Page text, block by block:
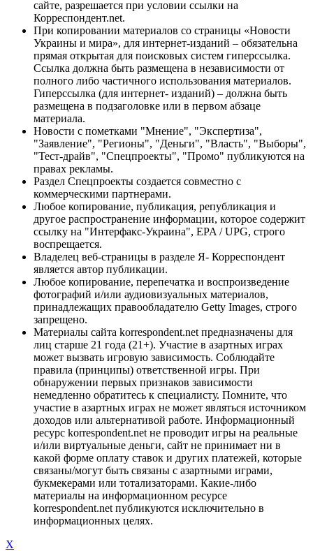
сайте, разрешается при условии ссылки на
Корреспондент.net.
При копировании материалов со страницы «Новости
Украины и мира», для интернет-изданий – обязательна
прямая открытая для поисковых систем гиперссылка.
Ссылка должна быть размещена в независимости от
полного либо частичного использования материалов.
Гиперссылка (для интернет- изданий) – должна быть
размещена в подзаголовке или в первом абзаце
материала.
Новости с пометками "Мнение", "Экспертиза",
"Заявление", "Регионы", "Деньги", "Власть", "Выборы",
"Тест-драйв", "Спецпроекты", "Промо" публикуются на
правах рекламы.
Раздел Спецпроекты создается совместно с
коммерческими партнерами.
Любое копирование, публикация, републикация и
другое распространение информации, которое содержит
ссылку на "Интерфакс-Украина", EPA / UPG, строго
воспрещается.
Владелец веб-страницы в разделе Я- Корреспондент
является автор публикации.
Любое копирование, перепечатка и воспроизведение
фотографий и/или аудиовизуальных материалов,
принадлежащих правообладателю Getty Images, строго
запрещено.
Материалы сайта korrespondent.net предназначены для
лиц старше 21 года (21+). Участие в азартных играх
может вызвать игровую зависимость. Соблюдайте
правила (принципы) ответственной игры. При
обнаружении первых признаков зависимости
немедленно обратитесь к специалисту. Помните, что
участие в азартных играх не может являться источником
доходов или альтернативой работе. Информационный
ресурс korrespondent.net не проводит игры на реальные
и/или виртуальные деньги, сайт не принимает ни в
какой форме оплату ставок и других платежей, которые
связаны/могут быть связаны с азартными играми,
букмекерами или тотализаторами. Какие-либо
материалы на информационном ресурсе
korrespondent.net публикуются исключительно в
информационных целях.
X